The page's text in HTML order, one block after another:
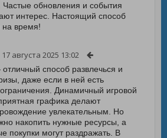
Частые обновления и события
интерес. Настоящий способ
на время!
17 августа 2025 13:02
способ развлечься и
даже если в ней есть
Динамичный игровой
графика делают
увлекательным. Но
накопить нужные ресурсы, а
покупки могут раздражать. В